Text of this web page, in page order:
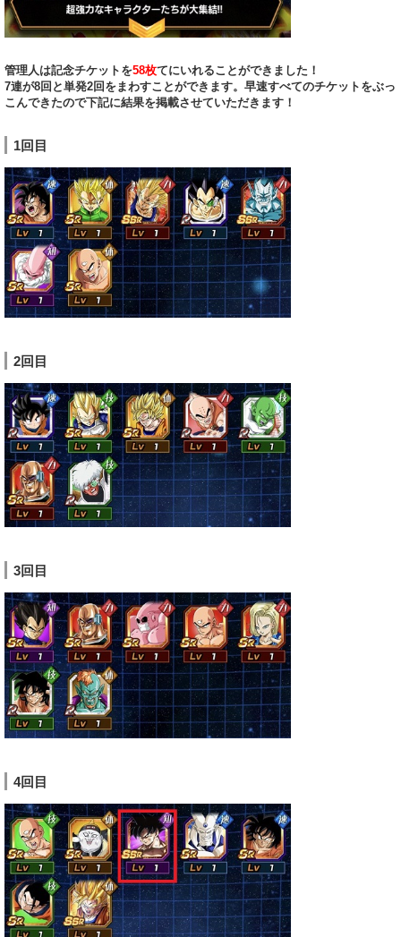
管理人は記念チケットを58枚てにいれることができました！
7連が8回と単発2回をまわすことができます。早速すべてのチケットをぶっ
こんできたので下記に結果を掲載させていただきます！
1回目
2回目
3回目
4回目